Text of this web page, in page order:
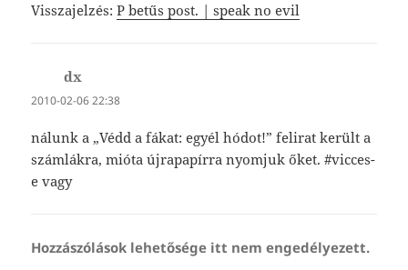
Visszajelzés:P betűs post. | speak no evil
dx
2010-02-06 22:38
nálunk a „Védd a fákat: egyél hódot!” felirat került a
számlákra, mióta újrapapírra nyomjuk őket. #vicces-
e vagy
Hozzászólások lehetősége itt nem engedélyezett.